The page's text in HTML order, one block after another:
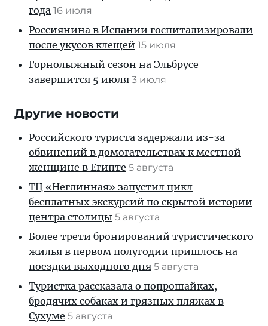
года 16 июля
Россиянина в Испании госпитализировали
после укусов клещей 15 июля
Горнолыжный сезон на Эльбрусе
завершится 5 июля 3 июля
Другие новости
Российского туриста задержали из-за
обвинений в домогательствах к местной
женщине в Египте 5 августа
ТЦ «Неглинная» запустил цикл
бесплатных экскурсий по скрытой истории
центра столицы 5 августа
Более трети бронирований туристического
жилья в первом полугодии пришлось на
поездки выходного дня 5 августа
Туристка рассказала о попрошайках,
бродячих собаках и грязных пляжах в
Сухуме 5 августа